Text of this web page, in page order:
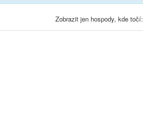
Zobrazit jen hospody, kde točí: